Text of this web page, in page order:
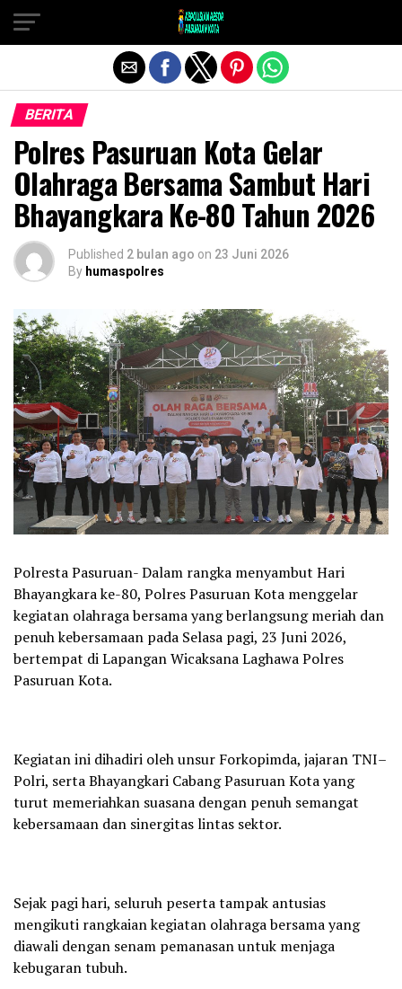
BERITA
Polres Pasuruan Kota Gelar
Olahraga Bersama Sambut Hari
Bhayangkara Ke-80 Tahun 2026
Published 2 bulan ago on 23 Juni 2026
By humaspolres
Polresta Pasuruan- Dalam rangka menyambut Hari
Bhayangkara ke-80, Polres Pasuruan Kota menggelar
kegiatan olahraga bersama yang berlangsung meriah dan
penuh kebersamaan pada Selasa pagi, 23 Juni 2026,
bertempat di Lapangan Wicaksana Laghawa Polres
Pasuruan Kota.
Kegiatan ini dihadiri oleh unsur Forkopimda, jajaran TNI–
Polri, serta Bhayangkari Cabang Pasuruan Kota yang
turut memeriahkan suasana dengan penuh semangat
kebersamaan dan sinergitas lintas sektor.
Sejak pagi hari, seluruh peserta tampak antusias
mengikuti rangkaian kegiatan olahraga bersama yang
diawali dengan senam pemanasan untuk menjaga
kebugaran tubuh.
Exit mobile version